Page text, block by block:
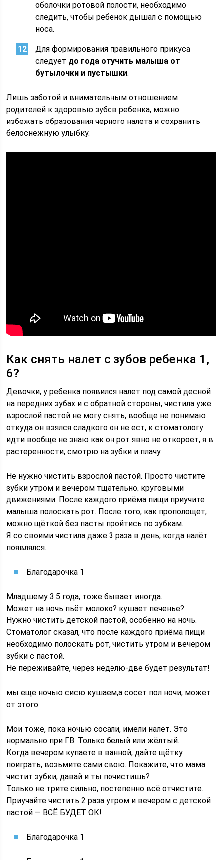
оболочки ротовой полости, необходимо
следить, чтобы ребенок дышал с помощью
носа.
Для формирования правильного прикуса
следует до года отучить малыша от
бутылочки и пустышки.
Лишь заботой и внимательным отношением
родителей к здоровью зубов ребенка, можно
избежать образования черного налета и сохранить
белоснежную улыбку.
Как снять налет с зубов ребенка 1,
6?
Девочки, у ребенка появился налет под самой десной
на передних зубах и с обратной стороны, чистила уже
взрослой пастой не могу снять, вообще не понимаю
откуда он взялся сладкого он не ест, к стоматологу
идти вообще не знаю как он рот явно не откороет, я в
растеренности, смотрю на зубки и плачу.
Не нужно чистить взрослой пастой. Просто чистите
зубки утром и вечером тщательно, круговыми
движениями. После каждого приёма пищи приучите
малыша полоскать рот. После того, как прополощет,
можно щёткой без пасты пройтись по зубкам.
Я со своими чистила даже 3 раза в день, когда налёт
появлялся.
Благодарочка 1
Младшему 3.5 года, тоже бывает иногда.
Может на ночь пьёт молоко? кушает печенье?
Нужно чистить детской пастой, особенно на ночь.
Стоматолог сказал, что после каждого приёма пищи
необходимо полоскать рот, чистить утром и вечером
зубки с пастой.
Не переживайте, через неделю-две будет результат!
мы еще ночью сисю кушаем,а сосет пол ночи, может
от этого
Мои тоже, пока ночью сосали, имели налёт. Это
нормально при ГВ. Только белый или жёлтый.
Когда вечером купаете в ванной, дайте щётку
поиграть, возьмите сами свою. Покажите, что мама
чистит зубки, давай и ты почистишь?
Только не трите сильно, постепенно всё отчистите.
Приучайте чистить 2 раза утром и вечером с детской
пастой — ВСЁ БУДЕТ ОК!
Благодарочка 1